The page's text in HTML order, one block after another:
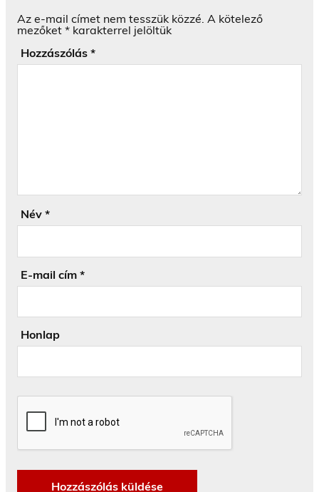
Az e-mail címet nem tesszük közzé. A kötelező
mezőket * karakterrel jelöltük
Hozzászólás *
Név *
E-mail cím *
Honlap